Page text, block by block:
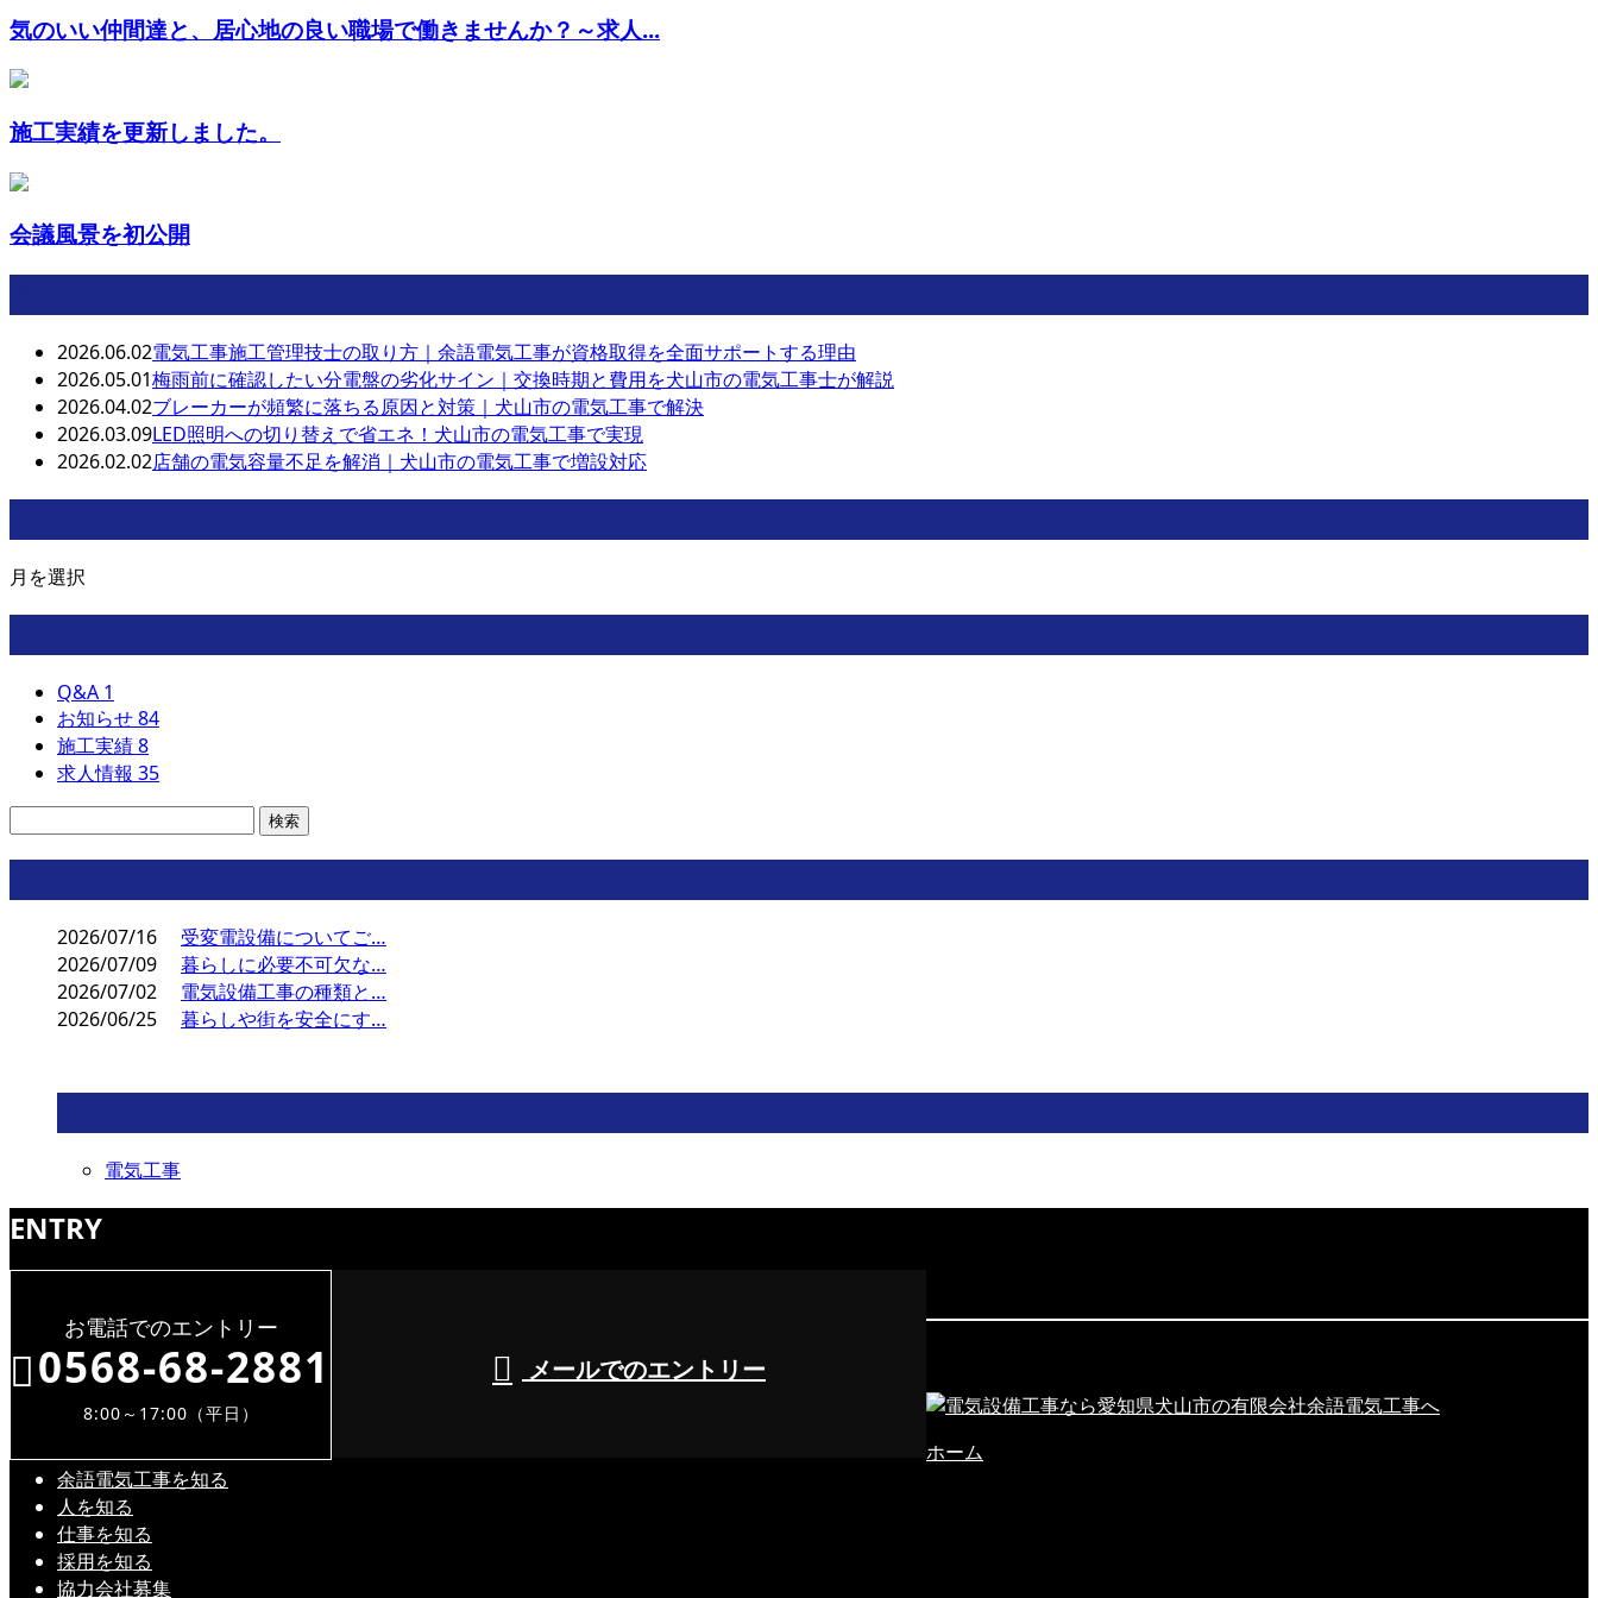
気のいい仲間達と、居心地の良い職場で働きませんか？～求人...
施工実績を更新しました。
会議風景を初公開
2026.06.02電気工事施工管理技士の取り方｜余語電気工事が資格取得を全面サポートする理由
2026.05.01梅雨前に確認したい分電盤の劣化サイン｜交換時期と費用を犬山市の電気工事士が解説
2026.04.02ブレーカーが頻繁に落ちる原因と対策｜犬山市の電気工事で解決
2026.03.09LED照明への切り替えで省エネ！犬山市の電気工事で実現
2026.02.02店舗の電気容量不足を解消｜犬山市の電気工事で増設対応
月を選択
Q&A 1
お知らせ84
施工実績8
求人情報 35
2026/07/16
受変電設備についてご…
2026/07/09
暮らしに必要不可欠な…
2026/07/02
電気設備工事の種類と…
2026/06/25
暮らしや街を安全にす…
電気工事
ENTRY
お電話でのエントリー
0568-68-2881
8:00～17:00（平日）
メールでのエントリー
ホーム
余語電気工事を知る
人を知る
仕事を知る
採用を知る
協力会社募集